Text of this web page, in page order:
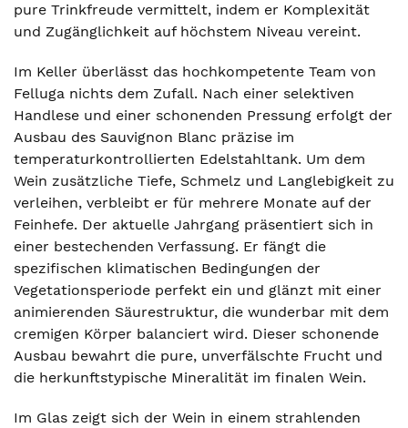
pure Trinkfreude vermittelt, indem er Komplexität
und Zugänglichkeit auf höchstem Niveau vereint.
Im Keller überlässt das hochkompetente Team von
Felluga nichts dem Zufall. Nach einer selektiven
Handlese und einer schonenden Pressung erfolgt der
Ausbau des Sauvignon Blanc präzise im
temperaturkontrollierten Edelstahltank. Um dem
Wein zusätzliche Tiefe, Schmelz und Langlebigkeit zu
verleihen, verbleibt er für mehrere Monate auf der
Feinhefe. Der aktuelle Jahrgang präsentiert sich in
einer bestechenden Verfassung. Er fängt die
spezifischen klimatischen Bedingungen der
Vegetationsperiode perfekt ein und glänzt mit einer
animierenden Säurestruktur, die wunderbar mit dem
cremigen Körper balanciert wird. Dieser schonende
Ausbau bewahrt die pure, unverfälschte Frucht und
die herkunftstypische Mineralität im finalen Wein.
Im Glas zeigt sich der Wein in einem strahlenden